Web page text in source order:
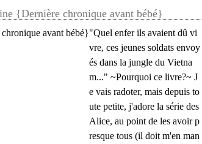
{Dernière chronique avant bébé}
"Quel enfer ils avaient dû vi
vre, ces jeunes soldats envoy
és dans la jungle du Vietna
m..." ~Pourquoi ce livre?~ J
e vais radoter, mais depuis to
ute petite, j'adore la série des
Alice, au point de les avoir p
resque tous (il doit m'en man